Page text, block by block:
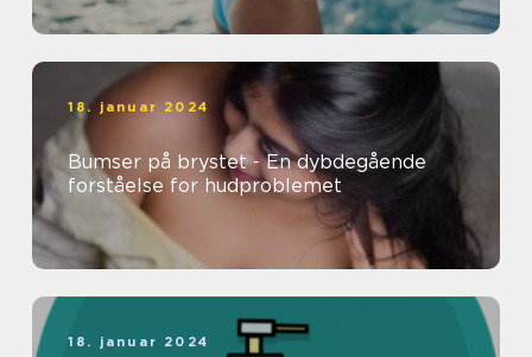
18. januar 2024
Bumser på brystet - En dybdegående
forståelse for hudproblemet
18. januar 2024